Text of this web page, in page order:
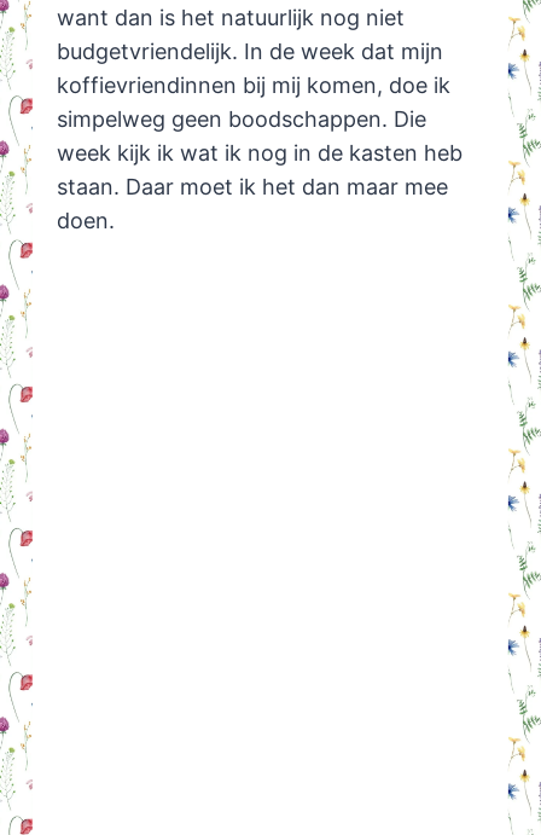
want dan is het natuurlijk nog niet
budgetvriendelijk. In de week dat mijn
koffievriendinnen bij mij komen, doe ik
simpelweg geen boodschappen. Die
week kijk ik wat ik nog in de kasten heb
staan. Daar moet ik het dan maar mee
doen.